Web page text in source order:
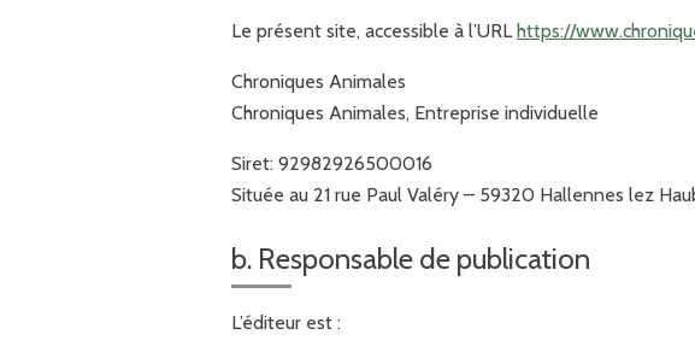
Le présent site, accessible à l’URL https://
Chroniques Animales
Chroniques Animales, Entreprise individuelle
Siret: 92982926500016
Située au 21 rue Paul Valéry – 59320 Hallennes lez
b. Responsable de publication
L’éditeur est :